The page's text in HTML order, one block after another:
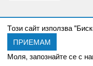
Tози сайт използва
ПРИЕМАМ
Моля, запознайте се с
Copyright © 2026